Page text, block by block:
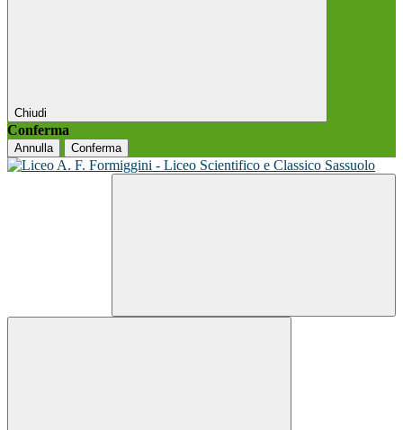
Chiudi
Conferma
Annulla Conferma